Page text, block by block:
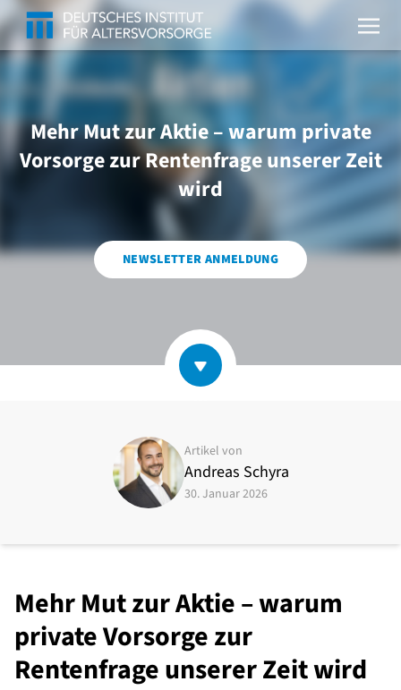
Mehr Mut zur Aktie – warum private
Vorsorge zur Rentenfrage unserer Zeit
wird
NEWSLETTER ANMELDUNG
Artikel von
Andreas Schyra
30. Januar 2026
Mehr Mut zur Aktie – warum
private Vorsorge zur
Rentenfrage unserer Zeit wird